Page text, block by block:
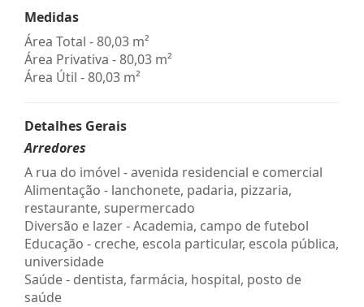
Medidas
Área Total - 80,03 m²
Área Privativa - 80,03 m²
Área Útil - 80,03 m²
Detalhes Gerais
Arredores
A rua do imóvel - avenida residencial e comercial
Alimentação - lanchonete, padaria, pizzaria,
restaurante, supermercado
Diversão e lazer - Academia, campo de futebol
Educação - creche, escola particular, escola pública,
universidade
Saúde - dentista, farmácia, hospital, posto de
saúde